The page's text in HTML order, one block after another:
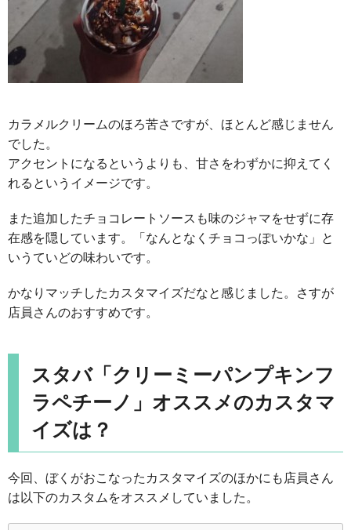
カラメルクリームのほろ苦さですが、ほとんど感じません
でした。
アクセントになるというよりも、甘さをわずかに抑えてく
れるというイメージです。
また追加したチョコレートソースも味のジャマをせずに存
在感を隠しています。「なんとなくチョコっぽいかな」と
いうていどの味わいです。
かなりマッチしたカスタマイズだなと感じました。さすが
店員さんのおすすめです。
スタバ「クリーミーパンプキンフ
ラペチーノ」オススメのカスタマ
イズは？
今回、ぼくがおこなったカスタマイズのほかにも店員さん
は以下のカスタムをオススメしていました。